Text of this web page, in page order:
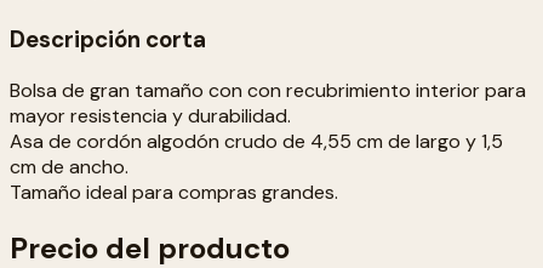
Descripción corta
Bolsa de gran tamaño con con recubrimiento interior para
mayor resistencia y durabilidad.
Asa de cordón algodón crudo de 4,55 cm de largo y 1,5
cm de ancho.
Tamaño ideal para compras grandes.
Precio del producto